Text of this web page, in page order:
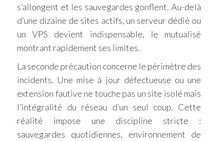
s’allongent et les sauvegardes gonflent. Au-delà
d’une dizaine de sites actifs, un serveur dédié ou
un VPS devient indispensable, le mutualisé
montrant rapidement ses limites.
La seconde précaution concerne le périmètre des
incidents. Une mise à jour défectueuse ou une
extension fautive ne touche pas un site isolé mais
l’intégralité du réseau d’un seul coup. Cette
réalité impose une discipline stricte :
sauvegardes quotidiennes, environnement de